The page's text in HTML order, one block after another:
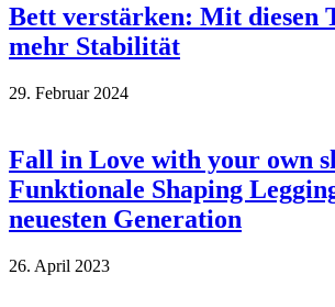
Bett verstärken: Mit diesen
mehr Stabilität
29. Februar 2024
Fall in Love with your own
Funktionale Shaping
neuesten Generation
26. April 2023